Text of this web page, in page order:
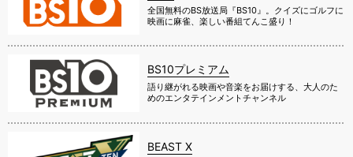
全国無料のBS放送局『BS10』。クイズにゴルフに
映画に麻雀、楽しい番組てんこ盛り！
BS10プレミアム
語り継がれる映画や音楽をお届けする、大人のた
めのエンタテインメントチャンネル
BEAST X